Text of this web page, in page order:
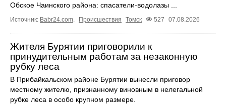
Обское Чаинского района: спасатели-водолазы ...
Источник: Babr24.com. Происшествия Томск 527 07.08.2026
Жителя Бурятии приговорили к
принудительным работам за незаконную
рубку леса
В Прибайкальском районе Бурятии вынесли приговор
местному жителю, признанному виновным в нелегальной
рубке леса в особо крупном размере.